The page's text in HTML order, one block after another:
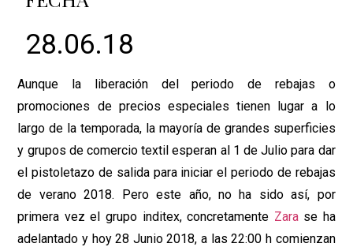
28.06.18
Aunque la liberación del periodo de rebajas o
promociones de precios especiales tienen lugar a lo
largo de la temporada, la mayoría de grandes superficies
y grupos de comercio textil esperan al 1 de Julio para dar
el pistoletazo de salida para iniciar el periodo de rebajas
de verano 2018. Pero este año, no ha sido así, por
primera vez el grupo inditex, concretamente Zarase ha
adelantado y hoy 28 Junio 2018, a las 22:00 h comienzan